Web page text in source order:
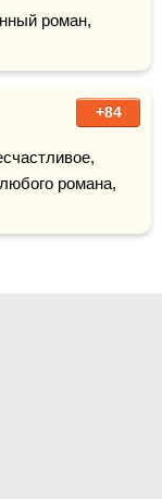
роман,
+84
романа,